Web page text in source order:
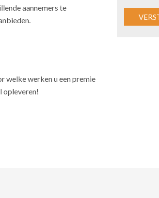
aannemers te
welke werken u een premie
opleveren!